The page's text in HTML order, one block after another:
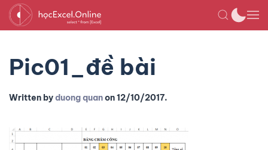
Pic01_đề bài
Written byduong quanon12/10/2017.